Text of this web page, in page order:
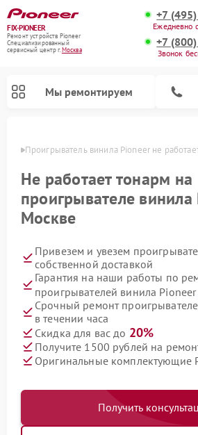
FIX-PIONEER
Ремонт устройств Pioneer
Специализированный
cервисный центр г.Москва
+7
Ежедневно
+7
Звонок
Мы ремонтируем
Проигрыватель винила Pioneer не
Не работает тонарм на
проигрывателе
Москве
Привезем и увезем
собственной доставкой
Гарантия на наши работы по
проигрывателей винила Pioneer
Срочный ремонт
в течении часа
Скидка для вас до 20%
Получите 1500 рублей на
Оригинальные комплектующие
Получить